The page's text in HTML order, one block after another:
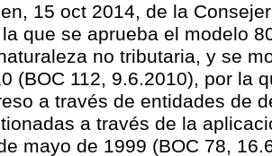
15 oct 2014, de la
que se aprueba el modelo
no tributaria, y se
(BOC 112, 9.6.2010), por la
a través de entidades de
a través de la
mayo de 1999 (BOC 78,